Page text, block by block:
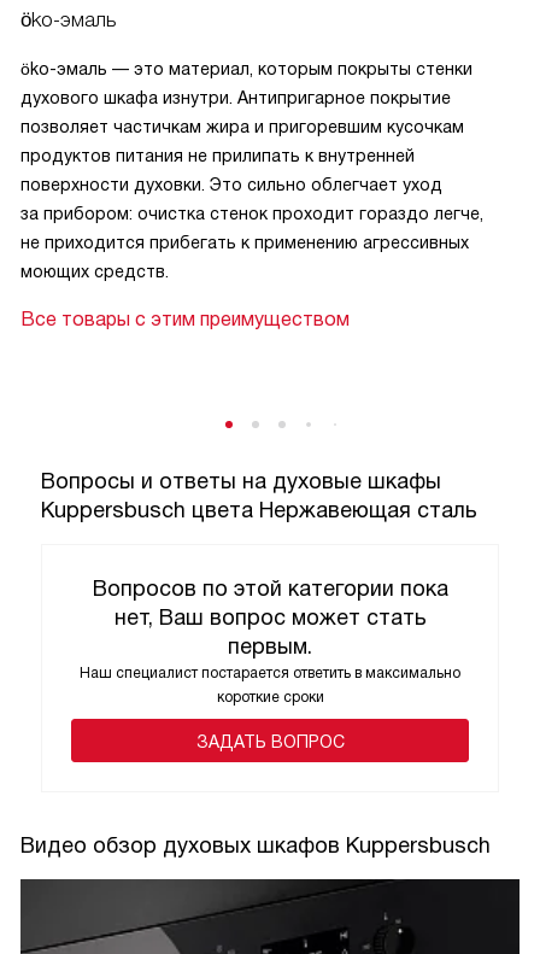
öko-эмаль
öko-эмаль — это материал, которым покрыты стенки
духового шкафа изнутри. Антипригарное покрытие
позволяет частичкам жира и пригоревшим кусочкам
продуктов питания не прилипать к внутренней
поверхности духовки. Это сильно облегчает уход
за прибором: очистка стенок проходит гораздо легче,
не приходится прибегать к применению агрессивных
моющих средств.
Все товары с этим преимуществом
Вопросы и ответы на духовые шкафы
Kuppersbusch цвета Нержавеющая сталь
Вопросов по этой категории пока
нет, Ваш вопрос может стать
первым.
Наш специалист постарается ответить в максимально
короткие сроки
ЗАДАТЬ ВОПРОС
Видео обзор духовых шкафов Kuppersbusch